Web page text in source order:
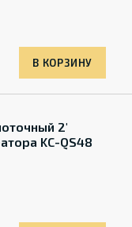
В КОРЗИНУ
2'
KC-QS48